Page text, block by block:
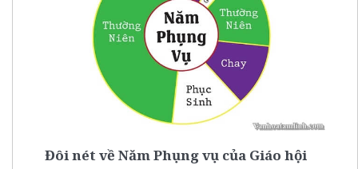
Đôi nét về Năm Phụng vụ của Giáo hội